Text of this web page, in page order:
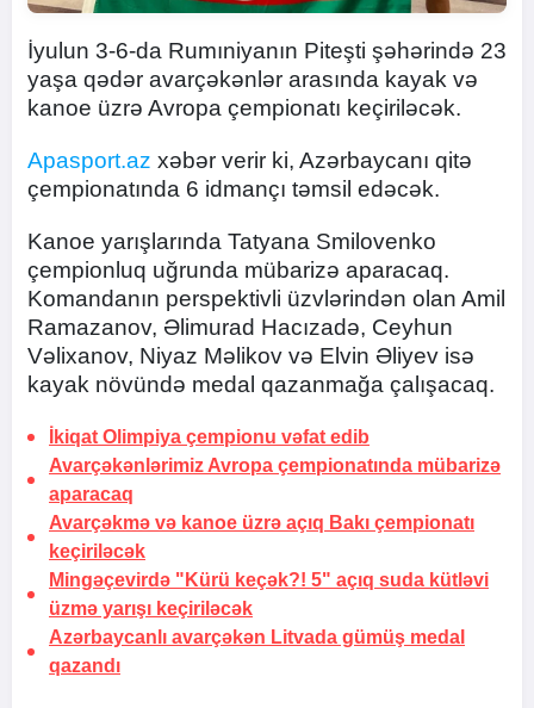
İyulun 3-6-da Rumıniyanın Piteşti şəhərində 23
yaşa qədər avarçəkənlər arasında kayak və
kanoe üzrə Avropa çempionatı keçiriləcək.
Apasport.az xəbər verir ki, Azərbaycanı qitə
çempionatında 6 idmançı təmsil edəcək.
Kanoe yarışlarında Tatyana Smilovenko
çempionluq uğrunda mübarizə aparacaq.
Komandanın perspektivli üzvlərindən olan Amil
Ramazanov, Əlimurad Hacızadə, Ceyhun
Vəlixanov, Niyaz Məlikov və Elvin Əliyev isə
kayak növündə medal qazanmağa çalışacaq.
İkiqat Olimpiya çempionu vəfat edib
Avarçəkənlərimiz Avropa çempionatında mübarizə
aparacaq
Avarçəkmə və kanoe üzrə açıq Bakı çempionatı
keçiriləcək
Mingəçevirdə "Kürü keçək?! 5" açıq suda kütləvi
üzmə yarışı keçiriləcək
Azərbaycanlı avarçəkən Litvada gümüş medal
qazandı